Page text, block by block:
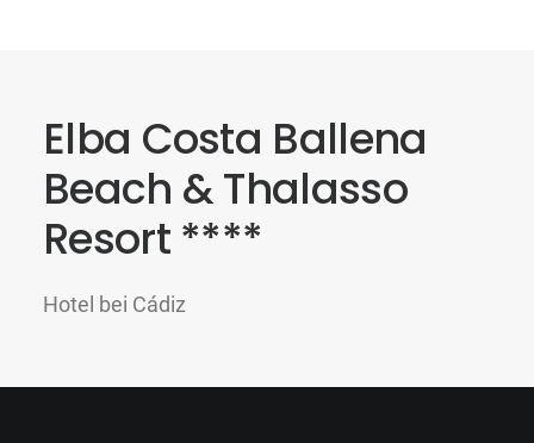
Elba Costa Ballena
Beach & Thalasso
Resort ****
Hotel bei Cádiz